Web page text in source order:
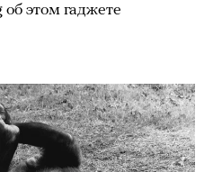
об этом гаджете